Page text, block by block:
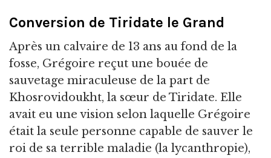
Conversion de Tiridate le Grand
Après un calvaire de 13 ans au fond de la
fosse, Grégoire reçut une bouée de
sauvetage miraculeuse de la part de
Khosrovidoukht, la sœur de Tiridate. Elle
avait eu une vision selon laquelle Grégoire
était la seule personne capable de sauver le
roi de sa terrible maladie (la lycanthropie),